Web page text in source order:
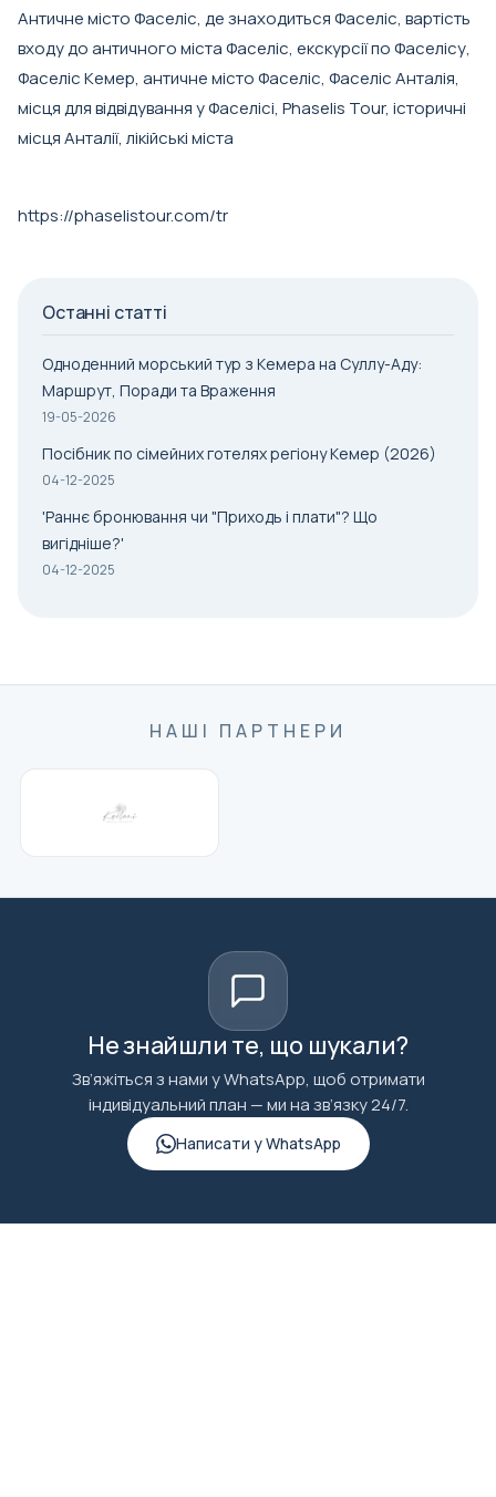
Античне місто Фаселіс, де знаходиться Фаселіс, вартість
входу до античного міста Фаселіс, екскурсії по Фаселісу,
Фаселіс Кемер, античне місто Фаселіс, Фаселіс Анталія,
місця для відвідування у Фаселісі, Phaselis Tour, історичні
місця Анталії, лікійські міста
https://phaselistour.com/tr
Останні статті
Одноденний морський тур з Кемера на Суллу-Аду:
Маршрут, Поради та Враження
19-05-2026
Посібник по сімейних готелях регіону Кемер (2026)
04-12-2025
'Раннє бронювання чи "Приходь і плати"? Що
вигідніше?'
04-12-2025
НАШІ ПАРТНЕРИ
Не знайшли те, що шукали?
Зв’яжіться з нами у WhatsApp, щоб отримати
індивідуальний план — ми на зв’язку 24/7.
Написати у WhatsApp